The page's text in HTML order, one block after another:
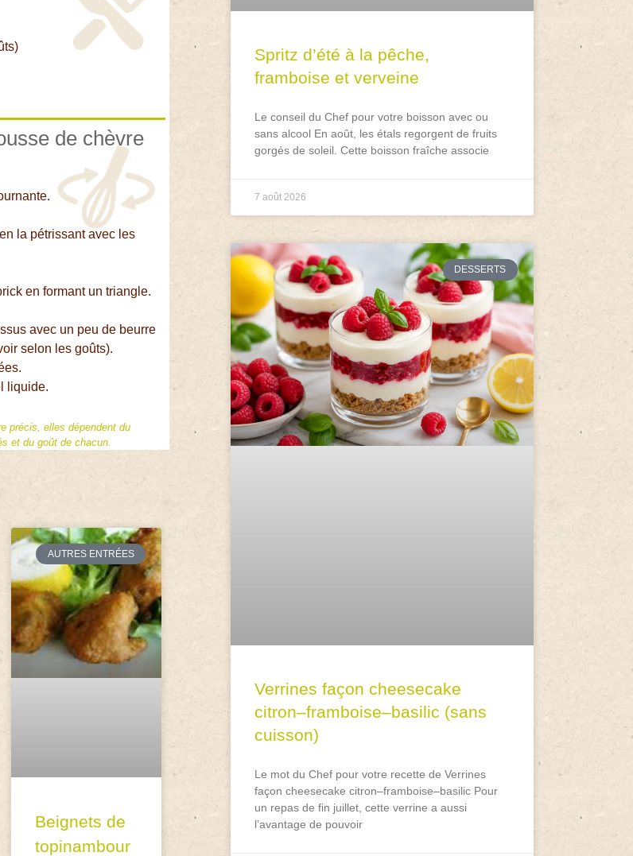
de chèvre
la pétrissant avec les
en formant un triangle.
avec un peu de beurre
selon les goûts).
liquide.
précis, elles dépendent du
et du goût de chacun.
AUTRES ENTRÉES
Beignets de
topinambour
Spritz d’été à la pêche,
framboise et verveine
Le conseil du Chef pour votre boisson avec ou
sans alcool En août, les étals regorgent de fruits
gorgés de soleil. Cette boisson fraîche associe
7 août 2026
DESSERTS
Verrines façon cheesecake
citron–framboise–basilic (sans
cuisson)
Le mot du Chef pour votre recette de Verrines
façon cheesecake citron–framboise–basilic Pour
un repas de fin juillet, cette verrine a aussi
l’avantage de pouvoir